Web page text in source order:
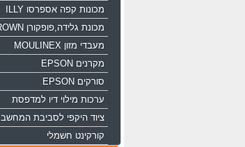
מכונות קפה אספרסו ILLY
מכונת גלידה,פופקורן CROWN
מעבדי מזון MOULINEX
מקרנים EPSON
סורקים EPSON
ערכות מילוי דיו למדפסת
ציוד היקפי לסביבת המחשב
קורקינט חשמלי